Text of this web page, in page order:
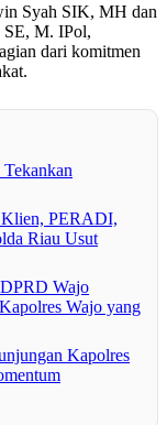
Syah SIK, MH dan
M. IPol,
dari komitmen
Klien, PERADI,
Riau Usut
Wajo
Wajo yang
Kapolres